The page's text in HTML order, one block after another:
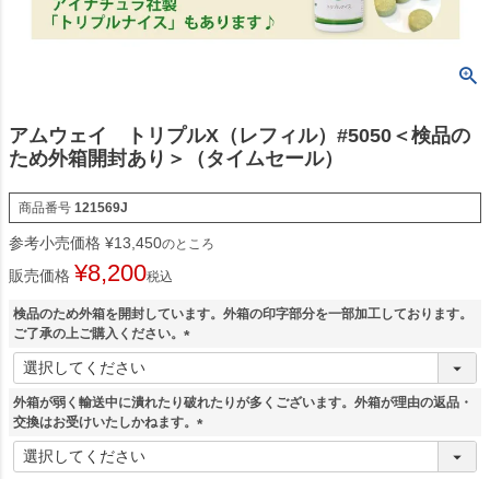
アムウェイ トリプルX（レフィル）#5050＜検品の
ため外箱開封あり＞（タイムセール）
商品番号 121569J
参考小売価格 ¥13,450のところ
販売価格 ¥8,200税込
検品のため外箱を開封しています。外箱の印字部分を一部加工しております。
ご了承の上ご購入ください。
(
須
外箱が弱く輸送中に潰れたり破れたりが多くございます。外箱が理由の返品・
交換はお受けいたしかねます。
(